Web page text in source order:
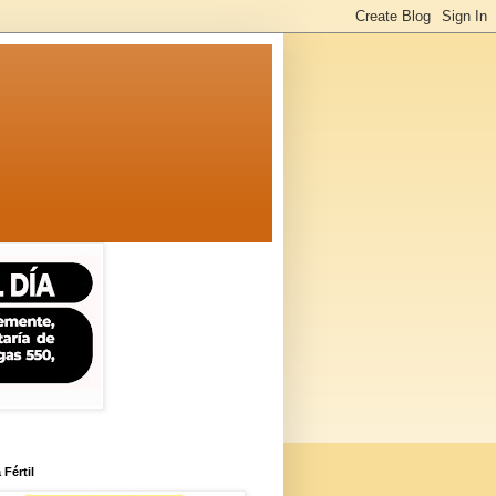
Fértil